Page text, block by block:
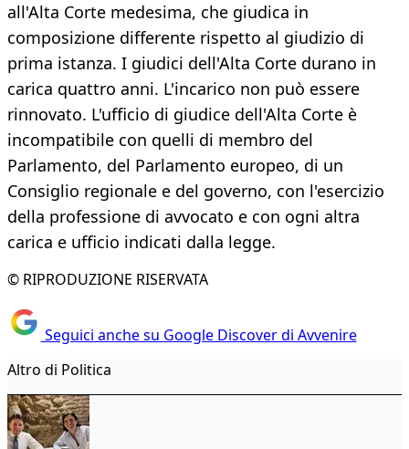
all'Alta Corte medesima, che giudica in
composizione differente rispetto al giudizio di
prima istanza. I giudici dell'Alta Corte durano in
carica quattro anni. L'incarico non può essere
rinnovato. L'ufficio di giudice dell'Alta Corte è
incompatibile con quelli di membro del
Parlamento, del Parlamento europeo, di un
Consiglio regionale e del governo, con l'esercizio
della professione di avvocato e con ogni altra
carica e ufficio indicati dalla legge.
© RIPRODUZIONE RISERVATA
Seguici anche su Google Discover di Avvenire
Altro di Politica